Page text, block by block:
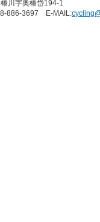
川字奥椿岱194-1
886-3697 E-MAIL: